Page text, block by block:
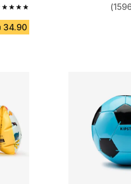
4.7 out of 5 stars from 591 reviews